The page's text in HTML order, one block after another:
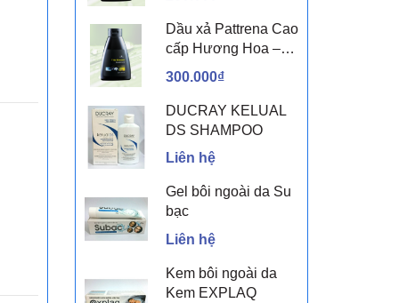
Dầu xả Pattrena Cao
cấp Hương Hoa –
Trio Blossom 300ml
300.000₫
DUCRAY KELUAL
DS SHAMPOO
Liên hệ
Gel bôi ngoài da Su
bạc
Liên hệ
Kem bôi ngoài da
Kem EXPLAQ